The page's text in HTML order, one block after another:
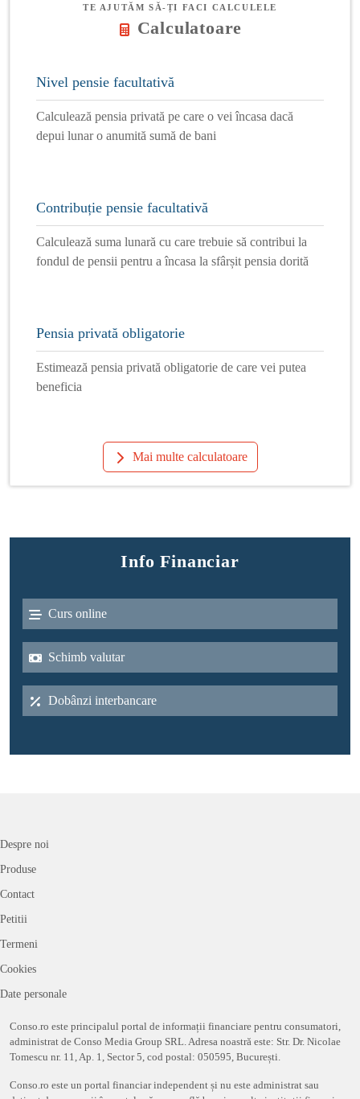
TE AJUTĂM SĂ-ȚI FACI CALCULELE
Calculatoare
Nivel pensie facultativă
Calculează pensia privată pe care o vei încasa dacă
depui lunar o anumită sumă de bani
Contribuție pensie facultativă
Calculează suma lunară cu care trebuie să contribui la
fondul de pensii pentru a încasa la sfârșit pensia dorită
Pensia privată obligatorie
Estimează pensia privată obligatorie de care vei putea
beneficia
Mai multe calculatoare
Info Financiar
Curs online
Schimb valutar
Dobânzi interbancare
Despre noi
Produse
Contact
Petitii
Termeni
Cookies
Date personale
Conso.ro este principalul portal de informații financiare pentru consumatori,
administrat de Conso Media Group SRL. Adresa noastră este: Str. Dr. Nicolae
Tomescu nr. 11, Ap. 1, Sector 5, cod postal: 050595, București.
Conso.ro este un portal financiar independent și nu este administrat sau